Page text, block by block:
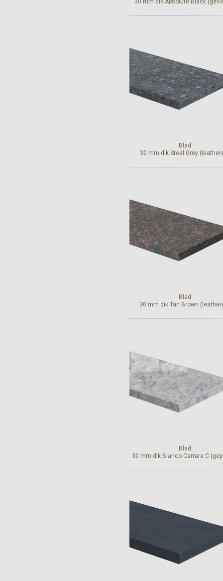
30 mm dik Absolute Black
Blad
30 mm dik Steel Grey
Blad
30 mm dik Tan Brown
Blad
30 mm dik Bianco Carrara C